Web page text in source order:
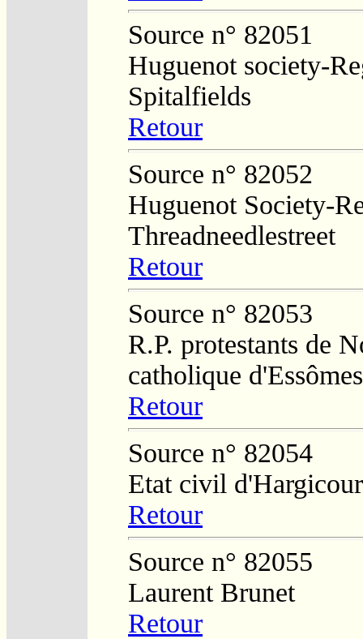
Source n° 82051
Huguenot society-
Spitalfields
Retour
Source n° 82052
Huguenot Society-
Threadneedlestreet
Retour
Source n° 82053
R.P. protestants de
catholique d'Essômes
Retour
Source n° 82054
Etat civil
Retour
Source n° 82055
Laurent Brunet
Retour